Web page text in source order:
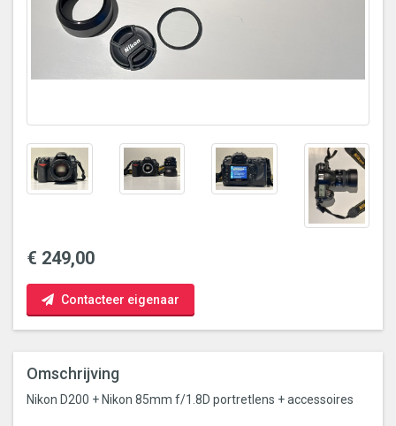
€ 249,00
Contacteer eigenaar
Omschrijving
Nikon D200 + Nikon 85mm f/1.8D portretlens + accessoires